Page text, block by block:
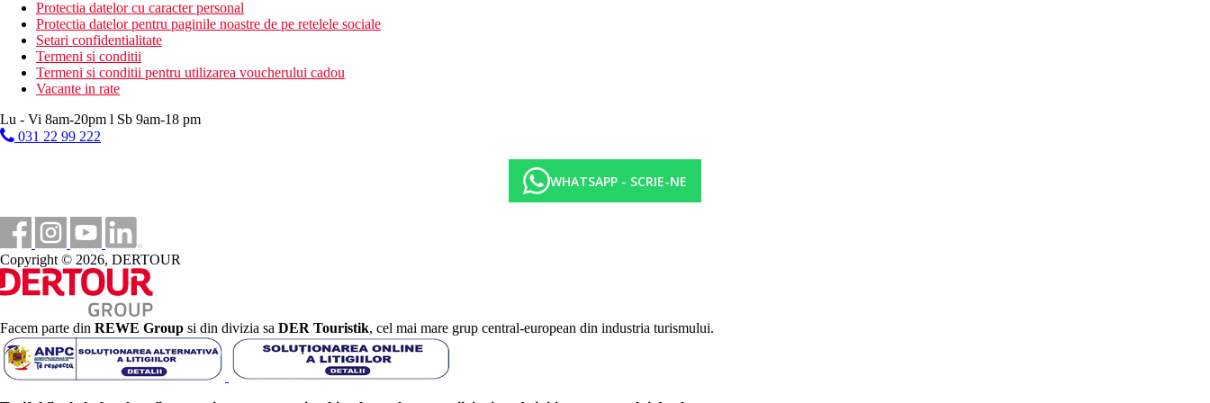
camera cu televizorul
sala de jocuri
chiosc
sali de conferinte
discoteca
amfiteatru
wellness
club pentru copii
piscina interioara
gradini
coafor
salon de infrumusetare
Descrierea plajei
plaja privata cu nisip chiar langa hotel
nisip grosier
platforma cu sezlonguri si umbrele
sezlonguri, umbrele, prosoape gratuite
Protectia datelor cu caracter personal
Protectia datelor pentru paginile noastre de pe retelele sociale
Setari confidentialitate
Termeni si conditii
Termeni si conditii pentru utilizarea voucherului cadou
Vacante in rate
Lu - Vi 8am-20pm l Sb 9am-18 pm
031 22 99 222
WHATSAPP - SCRIE-NE
Copyright © 2026, DERTOUR
Facem parte din REWE Group si din divizia sa DER Touristik, cel mai mare grup central-european din industria turismului.